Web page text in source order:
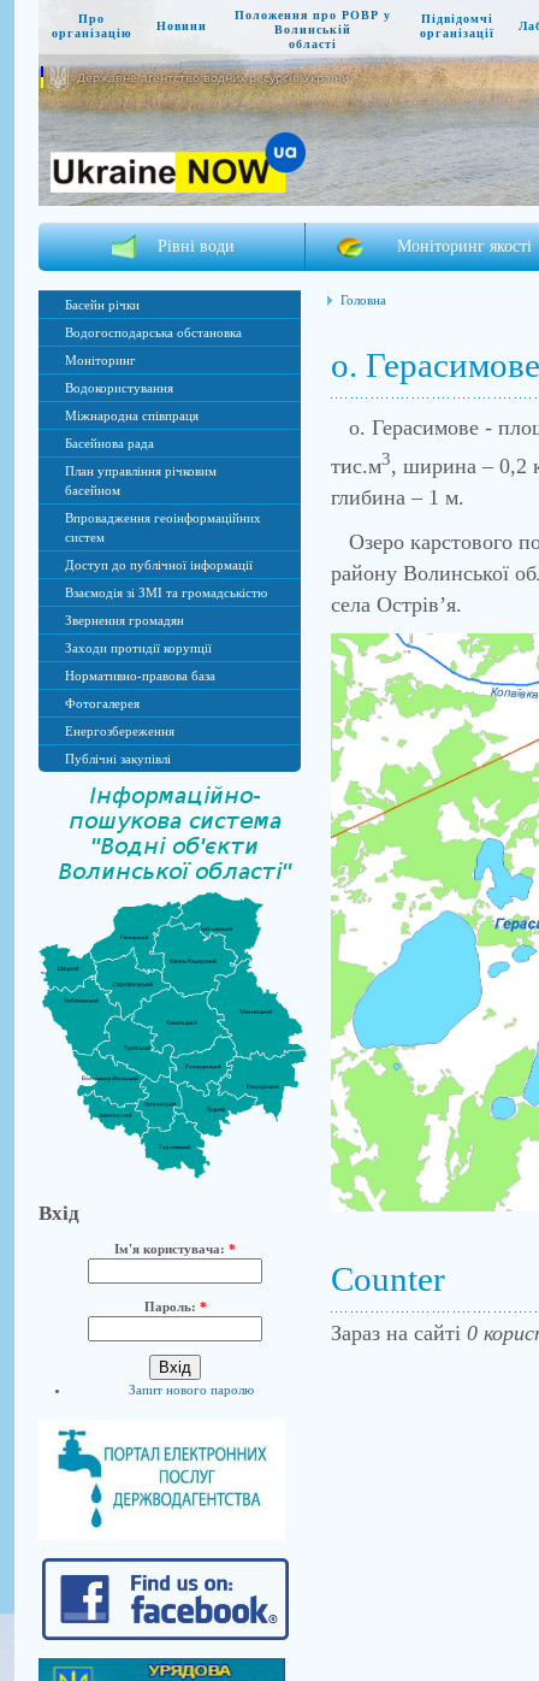
Про
організацію
Новини
Положення про РОВР у
Волинській
області
Підвідомчі
організації
Державне агентство водних ресурсів України
Рівні води Моніторинг якості
Басейн річки
Водогосподарська обстановка
Моніторинг
Водокористування
Міжнародна співпраця
Басейнова рада
План управління річковим
басейном
Впровадження геоінформаційних
систем
Доступ до публічної інформації
Взаємодія зі ЗМІ та громадськістю
Звернення громадян
Заходи протидії корупції
Нормативно-правова база
Фотогалерея
Енергозбереження
Публічні закупівлі
Вхід
Ім'я користувача: *
Пароль: *
Запит нового паролю
Головна
о. Герасимове
о. Герасимове -
тис.м3, ширина – 0,2
глибина – 1 м.
Озеро карстового
району Волинської
села Острів’я.
Counter
Зараз на сайті 0